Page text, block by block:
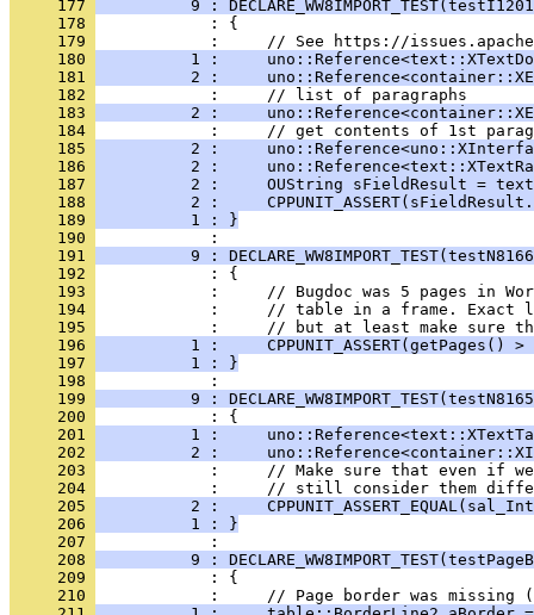
     177
9 :
     178
     179
     180
1 :
     181
2 :
     182
     183
2 :
     184
     185
2 :
     186
2 :
     187
2 :     OUString sFieldResult =
     188
2 :
     189
          1 : }
     190
     191
9 :
     192
     193
     194
     195
     196
1 :     CPPUNIT_ASSERT(getPages() >
     197
          1 : }
     198
     199
9 :
     200
     201
1 :
     202
2 :
     203
     204
     205
2 :
     206
          1 : }
     207
     208
9 :
     209
     210